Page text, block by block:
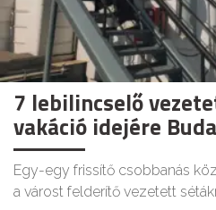
7 lebilincselő
vakáció idejére
Egy-egy frissítő csobbanás
a várost felderítő vezetett